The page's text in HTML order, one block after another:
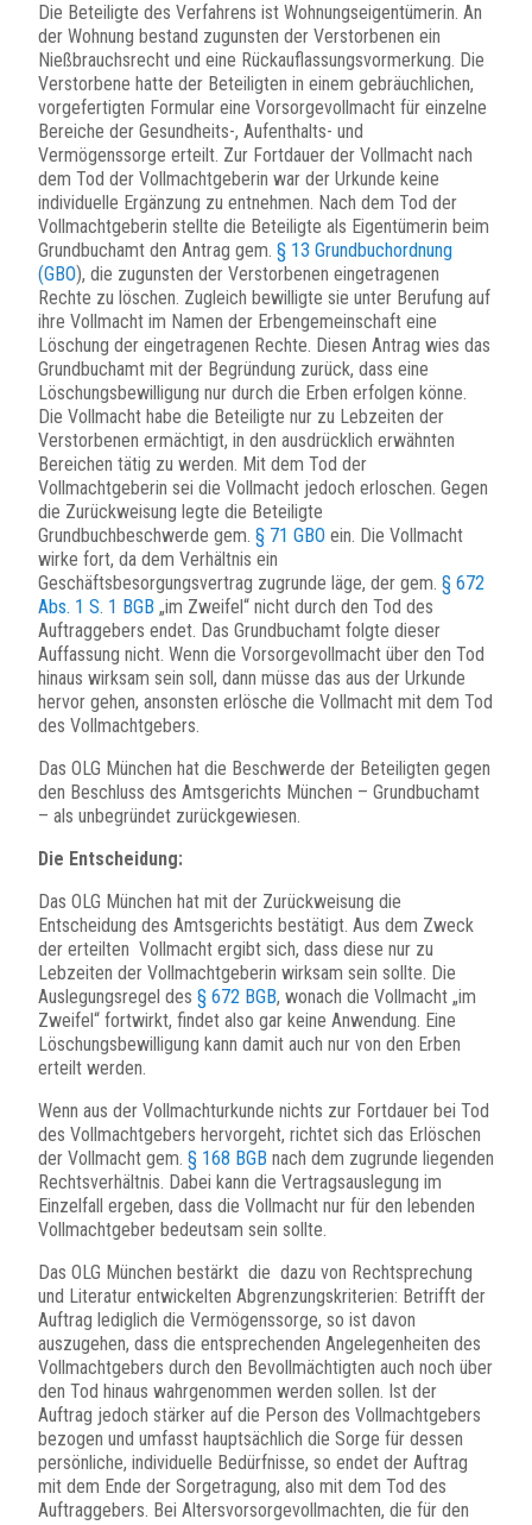
Die Beteiligte des Verfahrens ist Wohnungseigentümerin. An
der Wohnung bestand zugunsten der Verstorbenen ein
Nießbrauchsrecht und eine Rückauflassungsvormerkung. Die
Verstorbene hatte der Beteiligten in einem gebräuchlichen,
vorgefertigten Formular eine Vorsorgevollmacht für einzelne
Bereiche der Gesundheits-, Aufenthalts- und
Vermögenssorge erteilt. Zur Fortdauer der Vollmacht nach
dem Tod der Vollmachtgeberin war der Urkunde keine
individuelle Ergänzung zu entnehmen. Nach dem Tod der
Vollmachtgeberin stellte die Beteiligte als Eigentümerin beim
Grundbuchamt den Antrag gem. § 13 Grundbuchordnung
(GBO), die zugunsten der Verstorbenen eingetragenen
Rechte zu löschen. Zugleich bewilligte sie unter Berufung auf
ihre Vollmacht im Namen der Erbengemeinschaft eine
Löschung der eingetragenen Rechte. Diesen Antrag wies das
Grundbuchamt mit der Begründung zurück, dass eine
Löschungsbewilligung nur durch die Erben erfolgen könne.
Die Vollmacht habe die Beteiligte nur zu Lebzeiten der
Verstorbenen ermächtigt, in den ausdrücklich erwähnten
Bereichen tätig zu werden. Mit dem Tod der
Vollmachtgeberin sei die Vollmacht jedoch erloschen. Gegen
die Zurückweisung legte die Beteiligte
Grundbuchbeschwerde gem. § 71 GBO ein. Die Vollmacht
wirke fort, da dem Verhältnis ein
Geschäftsbesorgungsvertrag zugrunde läge, der gem. § 672
Abs. 1 S. 1 BGB „im Zweifel“ nicht durch den Tod des
Auftraggebers endet. Das Grundbuchamt folgte dieser
Auffassung nicht. Wenn die Vorsorgevollmacht über den Tod
hinaus wirksam sein soll, dann müsse das aus der Urkunde
hervor gehen, ansonsten erlösche die Vollmacht mit dem Tod
des Vollmachtgebers.
Das OLG München hat die Beschwerde der Beteiligten gegen
den Beschluss des Amtsgerichts München – Grundbuchamt
– als unbegründet zurückgewiesen.
Die Entscheidung:
Das OLG München hat mit der Zurückweisung die
Entscheidung des Amtsgerichts bestätigt. Aus dem Zweck
der erteilten Vollmacht ergibt sich, dass diese nur zu
Lebzeiten der Vollmachtgeberin wirksam sein sollte. Die
Auslegungsregel des § 672 BGB, wonach die Vollmacht „im
Zweifel“ fortwirkt, findet also gar keine Anwendung. Eine
Löschungsbewilligung kann damit auch nur von den Erben
erteilt werden.
Wenn aus der Vollmachturkunde nichts zur Fortdauer bei Tod
des Vollmachtgebers hervorgeht, richtet sich das Erlöschen
der Vollmacht gem. § 168 BGB nach dem zugrunde liegenden
Rechtsverhältnis. Dabei kann die Vertragsauslegung im
Einzelfall ergeben, dass die Vollmacht nur für den lebenden
Vollmachtgeber bedeutsam sein sollte.
Das OLG München bestärkt die dazu von Rechtsprechung
und Literatur entwickelten Abgrenzungskriterien: Betrifft der
Auftrag lediglich die Vermögenssorge, so ist davon
auszugehen, dass die entsprechenden Angelegenheiten des
Vollmachtgebers durch den Bevollmächtigten auch noch über
den Tod hinaus wahrgenommen werden sollen. Ist der
Auftrag jedoch stärker auf die Person des Vollmachtgebers
bezogen und umfasst hauptsächlich die Sorge für dessen
persönliche, individuelle Bedürfnisse, so endet der Auftrag
mit dem Ende der Sorgetragung, also mit dem Tod des
Auftraggebers. Bei Altersvorsorgevollmachten, die für den